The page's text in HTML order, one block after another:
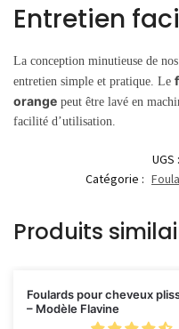
Entretien
La conception minutieuse de
entretien simple et pratique. Le
orange peut être lavé en
facilité d’utilisation.
UGS :
Catégorie :
Produits
Foulards pour cheveux
– Modèle Flavine